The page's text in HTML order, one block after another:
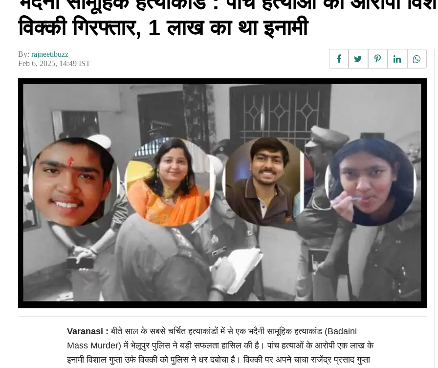
विक्की गिरफ्तार, 1 लाख का था इनामी
By: rajneetibuzz
Feb 6, 2025, 14:49 IST
Varanasi : बीते साल के सबसे चर्चित हत्याकांडों में से एक भदैनी सामूहिक हत्याकांड (Badaini
Mass Murder) में भेलूपुर पुलिस ने बड़ी सफलता हासिल की है। पांच हत्याओं के आरोपी एक लाख के
इनामी विशाल गुप्ता उर्फ विक्की को पुलिस ने धर दबोचा है। विक्की पर अपने चाचा राजेंद्र प्रसाद गुप्ता